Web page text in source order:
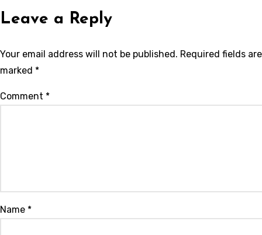
Leave a Reply
Your email address will not be published. Required fields are
marked *
Comment *
Name *